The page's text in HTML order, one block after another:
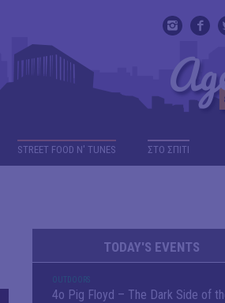
STREET FOOD N' TUNES ΣΤΟ ΣΠΙΤΙ
TODAY'S EVENTS
OUTDΟORS
4ο Pig Floyd – The Dark Side of